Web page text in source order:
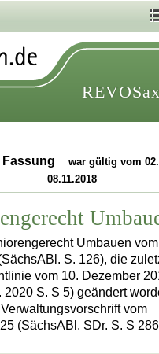
REVOSax
war gültig vom
08.11.2018
Umbauen vom
S. 126), die
vom 10. Dezember
2020 S. S 5) geändert
vom
(SächsABl. SDr. S. S